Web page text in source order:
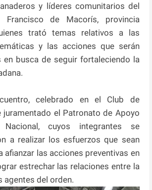
y líderes comunitarios del
Francisco de Macorís, provincia
trató temas relativos a las
y las acciones que serán
en busca de seguir fortaleciendo la
celebrado en el Club de
juramentado el Patronato de Apoyo
cuyos integrantes se
a realizar los esfuerzos que sean
afianzar las acciones preventivas en
estrechar las relaciones entre la
agentes del orden.